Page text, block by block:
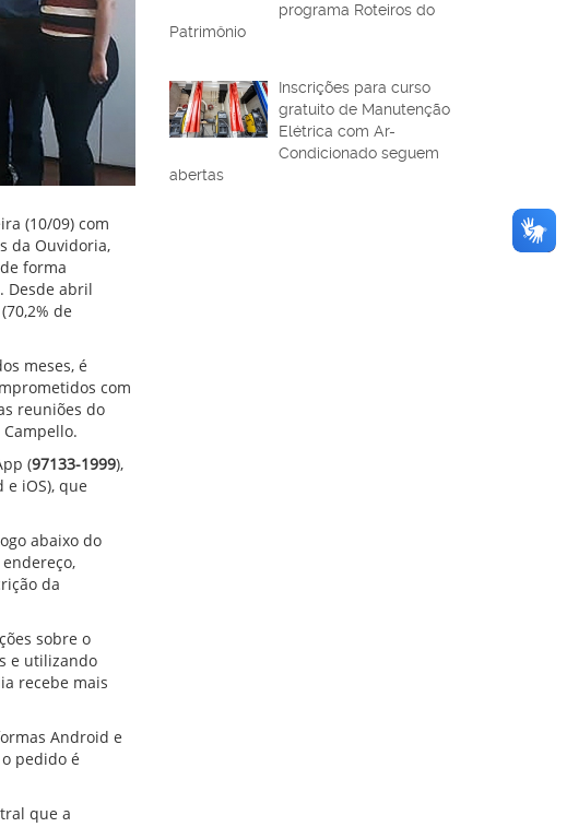
(10/09) com
da Ouvidoria,
forma
Desde abril
de
meses, é
com
reuniões do
(97133-1999),
iOS), que
abaixo do
da
sobre o
e utilizando
recebe mais
Android e
pedido é
que a
programa Roteiros do
Patrimônio
Inscrições para curso
gratuito de Manutenção
Elétrica com Ar-
Condicionado seguem
abertas